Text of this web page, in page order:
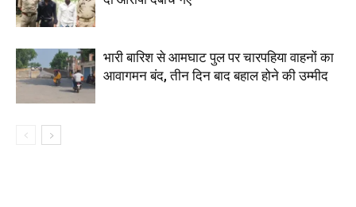
भारी बारिश से आमघाट पुल पर चारपहिया वाहनों का
आवागमन बंद, तीन दिन बाद बहाल होने की उम्मीद